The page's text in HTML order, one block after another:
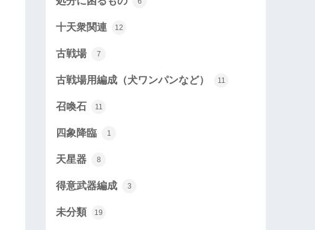
十天衆関連 12
古戦場 7
古戦場用編成（犬ワンパンなど） 11
召喚石 11
四象降臨 1
天星器 8
得意武器編成 3
未分類 19